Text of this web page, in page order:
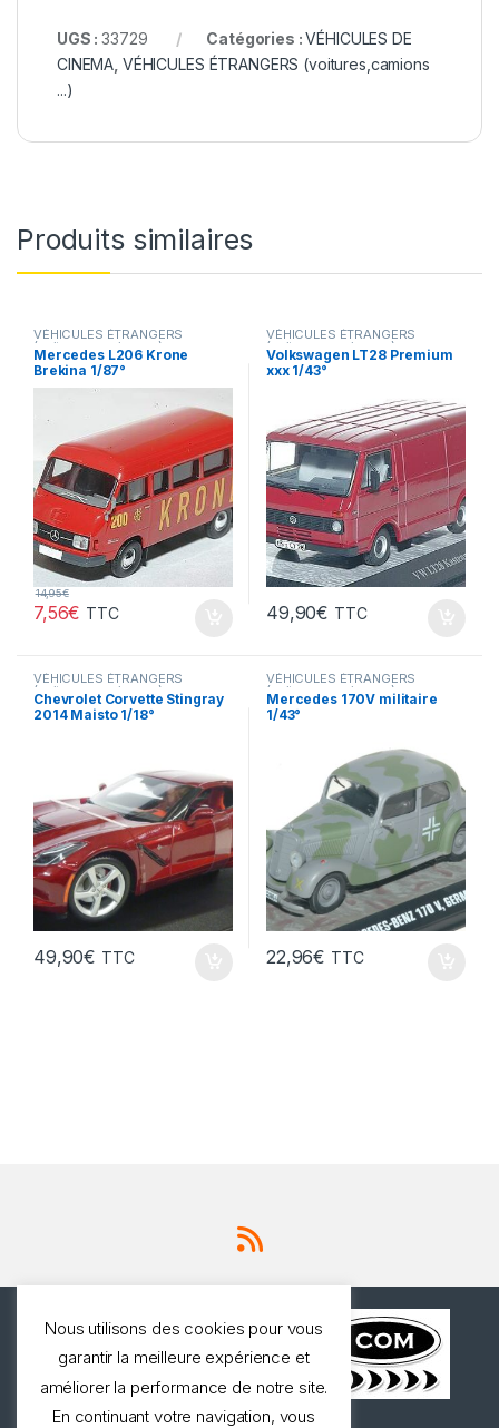
UGS :33729 Catégories :VÉHICULES DE
CINEMA VÉHICULES ÉTRANGERS (voitures,camions
...)
Produits similaires
VÉHICULES ÉTRANGERS
(voitures,camions ...)
Mercedes L206 Krone
Brekina 1/87°
7,56€
14,95€
TTC
VÉHICULES ÉTRANGERS
(voitures,camions ...)
Volkswagen LT28 Premium
xxx 1/43°
49,90€ TTC
VÉHICULES ÉTRANGERS
(voitures,camions ...)
Chevrolet Corvette Stingray
2014 Maisto 1/18°
49,90€ TTC
VÉHICULES ÉTRANGERS
(voitures,camions ...),
VÉHICULES INTERVENTION
(gendarmerie, pompiers, police,
Mercedes 170V militaire
1/43°
22,96€ TTC
Nous utilisons des cookies pour vous
garantir la meilleure expérience et
améliorer la performance de notre site.
En continuant votre navigation, vous